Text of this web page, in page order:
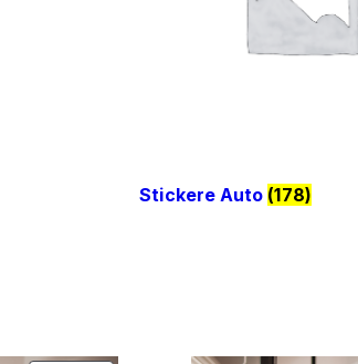
Stickere Auto (178)